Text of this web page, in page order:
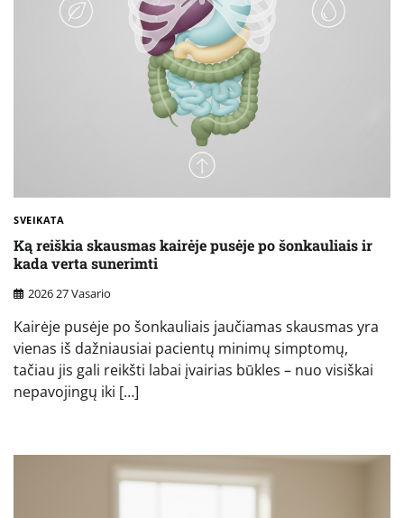
SVEIKATA
Ką reiškia skausmas kairėje pusėje po šonkauliais ir
kada verta sunerimti
2026 27 Vasario
Kairėje pusėje po šonkauliais jaučiamas skausmas yra
vienas iš dažniausiai pacientų minimų simptomų,
tačiau jis gali reikšti labai įvairias būkles – nuo visiškai
nepavojingų iki […]